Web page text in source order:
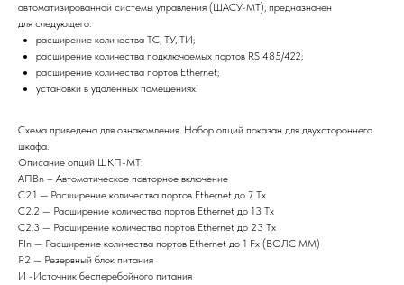
автоматизированной системы управления (ШАСУ-МТ), предназначен
для следующего:
расширение количества ТС, ТУ, ТИ;
расширение количества подключаемых портов RS 485/422;
расширение количества портов Ethernet;
установки в удаленных помещениях.
Схема приведена для ознакомления. Набор опций показан для двухстороннего
шкафа.
Описание опций ШКП-МТ:
АПВn – Автоматическое повторное включение
C2.1 — Расширение количества портов Ethernet до 7 Tx
C2.2 — Расширение количества портов Ethernet до 13 Tx
C2.3 — Расширение количества портов Ethernet до 23 Tx
FIn — Расширение количества портов Ethernet до 1 Fx (ВОЛС MM)
P2 — Резервный блок питания
И -Источник бесперебойного питания